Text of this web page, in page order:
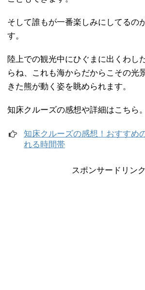
そして誰もが一番楽しみにしてるの
す。
陸上での観光中にひぐまに出くわし
らね、これも海からだからこその光
きた熊が動く姿を眺められます。
知床クルーズの感想や詳細はこちら。
知床クルーズの感想！おすすめ
れる時間帯
スポンサードリンク